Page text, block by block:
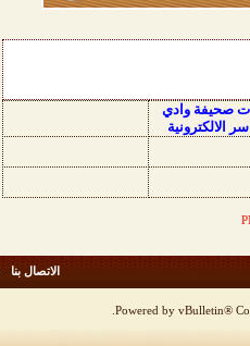
صحيفة وادي
الالكترونية
الاتصال بنا -
Powered by vBulletin®